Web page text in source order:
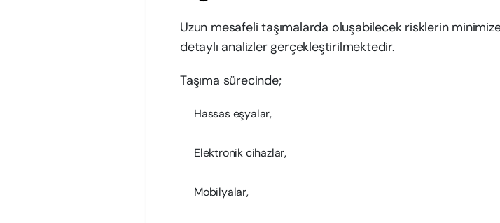
Uzun mesafeli taşımalarda oluşabilecek risklerin
detaylı analizler gerçekleştirilmektedir.
Taşıma sürecinde;
Hassas eşyalar,
Elektronik cihazlar,
Mobilyalar,